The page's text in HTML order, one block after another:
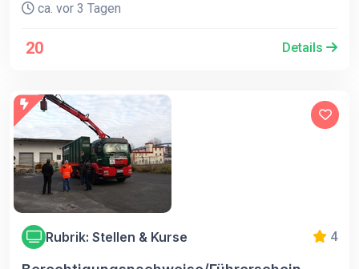
ca. vor 3 Tagen
20 Details
Rubrik: Stellen & Kurse 4